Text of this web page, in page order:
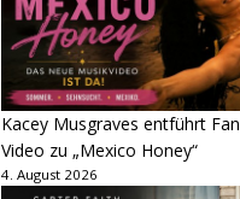
Kacey Musgraves entführt
Video zu „Mexico Honey“
4. August 2026